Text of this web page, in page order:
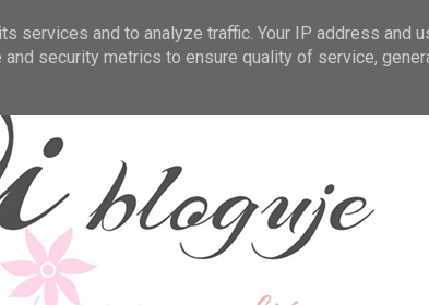
services and to analyze traffic. Your IP address and
security metrics to ensure quality of service,